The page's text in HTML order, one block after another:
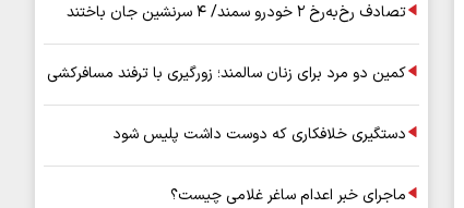
تصادف رخ‌به‌رخ ۲ خودرو سمند/ ۴ سرنشین جان باختند
کمین دو مرد برای زنان سالمند؛ زورگیری با ترفند مسافرکشی
دستگیری خلافکاری که دوست داشت پلیس شود
ماجرای خبر اعدام ساغر غلامی چیست؟